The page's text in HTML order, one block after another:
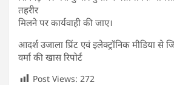
तहरीर
मिलने पर कार्यवाही की जाए।
आदर्श उजाला प्रिंट एवं इलेक्ट्रॉनिक मीडिया से
वर्मा की खास रिपोर्ट
Post Views: 272